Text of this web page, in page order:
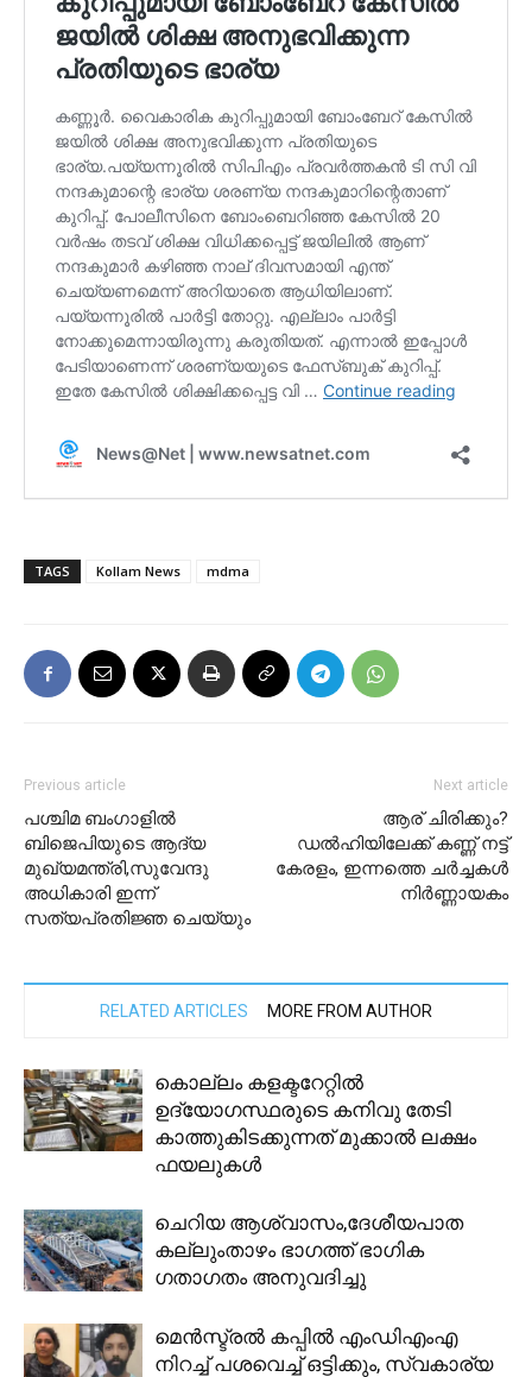
TAGS Kollam News mdma
Previous article
പശ്ചിമ ബംഗാളില്‍
ബിജെപിയുടെ ആദ്യ
മുഖ്യമന്ത്രി,സുവേന്ദു
അധികാരി ഇന്ന്
സത്യപ്രതിജ്ഞ ചെയ്യും
Next article
ആര് ചിരിക്കും?
ഡൽഹിയിലേക്ക് കണ്ണ് നട്ട്
കേരളം, ഇന്നത്തെ ചർച്ചകൾ
നിർണ്ണായകം
RELATED ARTICLES MORE FROM AUTHOR
കൊല്ലം കളക്ടറേറ്റിൽ
ഉദ്യോഗസ്ഥരുടെ കനിവു തേടി
കാത്തുകിടക്കുന്നത് മുക്കാൽ ലക്ഷം
ഫയലുകൾ
ചെറിയ ആശ്വാസം,ദേശീയപാത
കല്ലുംതാഴം ഭാഗത്ത് ഭാഗിക
ഗതാഗതം അനുവദിച്ചു
മെന്‍സ്ട്രല്‍ കപ്പില്‍ എംഡിഎംഎ
നിറച്ച് പശവെച്ച് ഒട്ടിക്കും, സ്വകാര്യ